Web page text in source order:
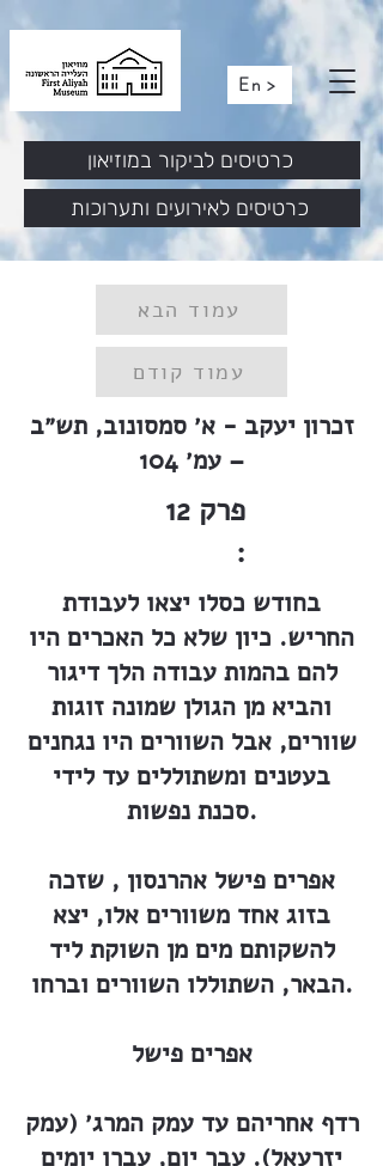
En >
כרטיסים לאירועים ותערוכות
כרטיסים לביקור במוזיאון
עמוד הבא
עמוד קודם
זכרון יעקב - א׳ סמסונוב, תש״ב
– עמ׳ 104
12 פרק
:
בחודש כסלו יצאו לעבודת
החריש. כיון שלא כל האכרים היו
להם בהמות עבודה הלך דיגור
והביא מן הגולן שמונה זוגות
שוורים, אבל השוורים היו נגחנים
בעטנים ומשתוללים עד לידי
סכנת נפשות.
אפרים פישל אהרנסון , שזכה
בזוג אחד משוורים אלו, יצא
להשקותם מים מן השוקת ליד
הבאר, השתוללו השוורים וברחו.
אפרים פישל
רדף אחריהם עד עמק המרג׳ (עמק
יזרעאל). עבר יום, עברו יומים